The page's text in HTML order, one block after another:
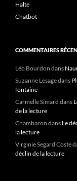
Halte
Chatbot
COMMENTAIRES
Léo Bourdon dans
Suzanne Lesagedans
fontaine
Carmelle Simard dans
de la lecture
Chambaron dans Le
la lecture
Virginie Segard Coste
déclin de la lecture